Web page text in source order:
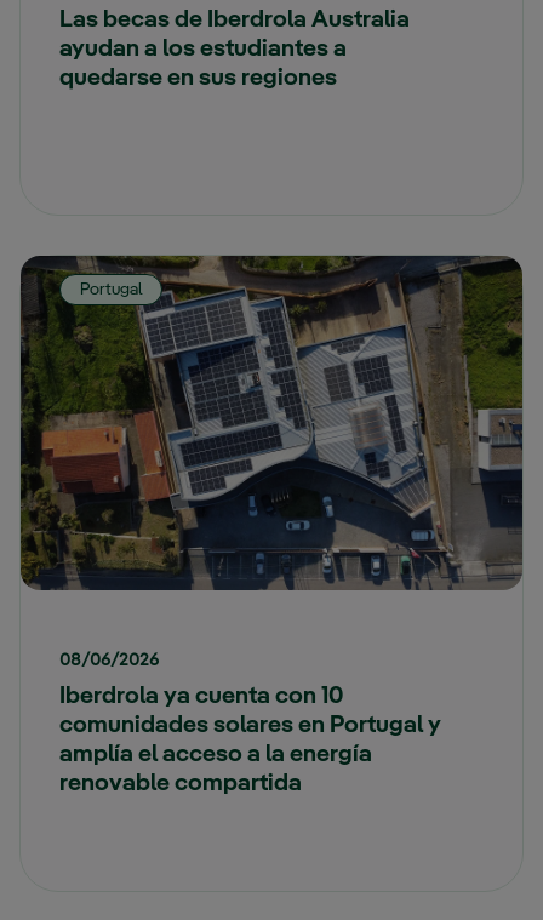
Las becas de Iberdrola Australia
ayudan a los estudiantes a
quedarse en sus regiones
Portugal
08/06/2026
Iberdrola ya cuenta con 10
comunidades solares en Portugal y
amplía el acceso a la energía
renovable compartida